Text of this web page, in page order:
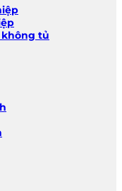
không tủ